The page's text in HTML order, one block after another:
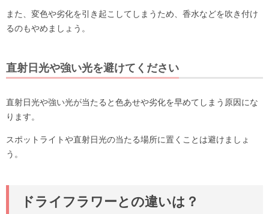
また、変色や劣化を引き起こしてしまうため、香水などを吹き付け
るのもやめましょう。
直射日光や強い光を避けてください
直射日光や強い光が当たると色あせや劣化を早めてしまう原因にな
ります。
スポットライトや直射日光の当たる場所に置くことは避けましょ
う。
ドライフラワーとの違いは？